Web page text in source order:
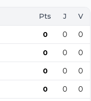
Pts J V
0 0 0
0 0 0
0 0 0
0 0 0